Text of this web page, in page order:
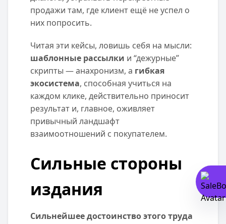
продажи там, где клиент ещё не успел о
них попросить.
Читая эти кейсы, ловишь себя на мысли:
шаблонные рассылки и “дежурные”
скрипты — анахронизм, а гибкая
экосистема, способная учиться на
каждом клике, действительно приносит
результат и, главное, оживляет
привычный ландшафт
взаимоотношений с покупателем.
Сильные стороны
издания
Сильнейшее достоинство этого труда